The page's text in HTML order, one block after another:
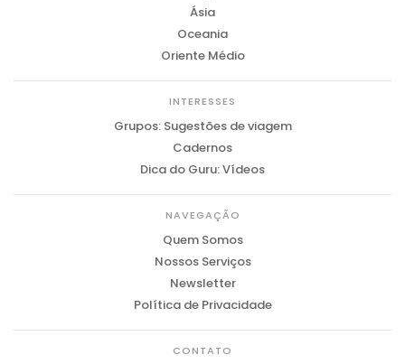
Ásia
Oceania
Oriente Médio
INTERESSES
Grupos: Sugestões de viagem
Cadernos
Dica do Guru: Vídeos
NAVEGAÇÃO
Quem Somos
Nossos Serviços
Newsletter
Política de Privacidade
CONTATO